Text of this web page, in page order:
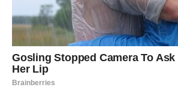
život krenuo u potpuno drugačijem
žena je bila srećna, deca su bila srećna, a
suoči sa stvarnošću. Kroz sve svoje
pakao, ali je to bilo nužno kako bi shvatio
postupaka. Iako je bila kasno za popraviti
kasno za zatražiti oproštaj i potražiti izlaz